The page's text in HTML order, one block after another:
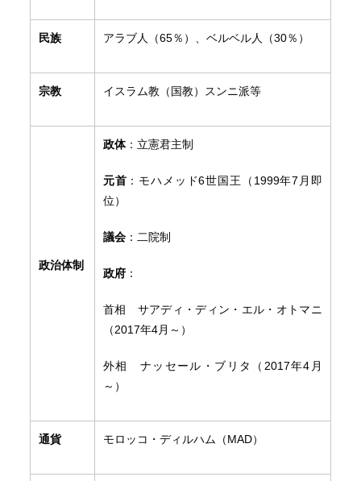
民族 アラブ人（65％）、ベルベル人（30％）
宗教 イスラム教（国教）スンニ派等
政治体制
政体：立憲君主制
元首 ：モハメッド6世国王（1999年7月即
位）
議会：二院制
政府：
首相 サアディ・ディン・エル・オトマニ
（2017年4月～）
外相 ナッセール・ブリタ（2017年4月
～）
通貨 モロッコ・ディルハム（MAD）